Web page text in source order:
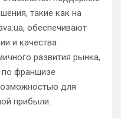
такие как на
обеспечивают
и качества
развития рынка,
франшизе
для
прибыли.